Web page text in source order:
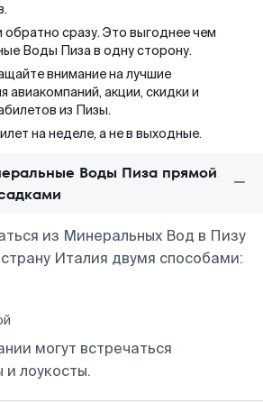
обратно сразу. Это выгоднее чем
Воды Пиза в одну сторону.
внимание на лучшие
авиакомпаний, акции, скидки и
из Пизы.
на неделе, а не в выходные.
Воды Пиза прямой
из Минеральных Вод в Пизу
Италия двумя способами:
могут встречаться
лоукосты.